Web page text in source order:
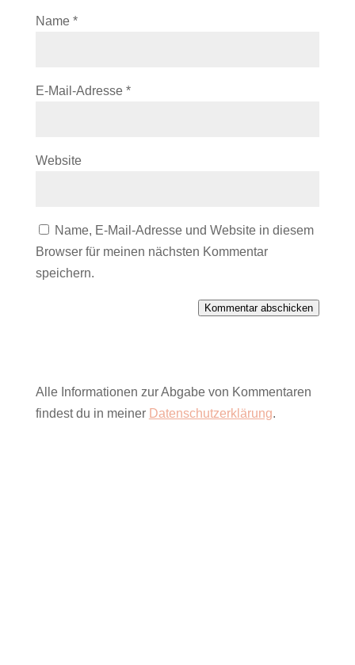
Name *
E-Mail-Adresse *
Website
Name, E-Mail-Adresse und Website in diesem
Browser für meinen nächsten Kommentar
speichern.
Kommentar abschicken
Alle Informationen zur Abgabe von Kommentaren
findest du in meiner Datenschutzerklärung.